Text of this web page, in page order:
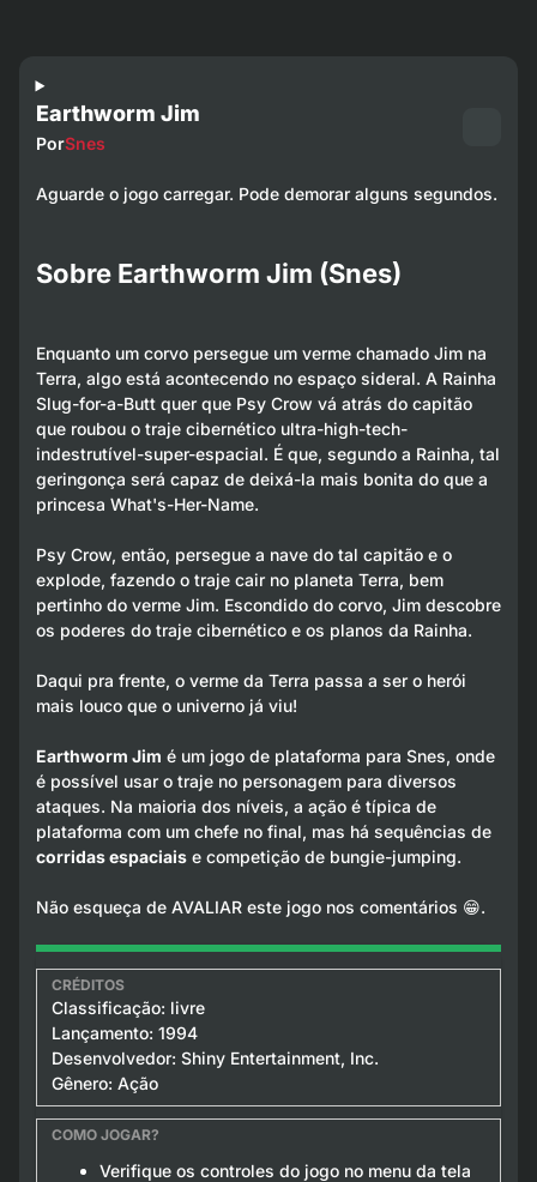
Earthworm Jim
PorSnes
Aguarde o jogo carregar. Pode demorar alguns segundos.
Sobre Earthworm Jim (Snes)
Enquanto um corvo persegue um verme chamado Jim na
Terra, algo está acontecendo no espaço sideral. A Rainha
Slug-for-a-Butt quer que Psy Crow vá atrás do capitão
que roubou o traje cibernético ultra-high-tech-
indestrutível-super-espacial. É que, segundo a Rainha, tal
geringonça será capaz de deixá-la mais bonita do que a
princesa What's-Her-Name.
Psy Crow, então, persegue a nave do tal capitão e o
explode, fazendo o traje cair no planeta Terra, bem
pertinho do verme Jim. Escondido do corvo, Jim descobre
os poderes do traje cibernético e os planos da Rainha.
Daqui pra frente, o verme da Terra passa a ser o herói
mais louco que o univerno já viu!
Earthworm Jim é um jogo de plataforma para Snes, onde
é possível usar o traje no personagem para diversos
ataques. Na maioria dos níveis, a ação é típica de
plataforma com um chefe no final, mas há sequências de
corridas espaciaise competição de bungie-jumping.
Não esqueça de AVALIAR este jogo nos comentários 😁.
Classificação: livre
Lançamento: 1994
Desenvolvedor: Shiny Entertainment, Inc.
Gênero: Ação
Verifique os controles do jogo no menu da tela